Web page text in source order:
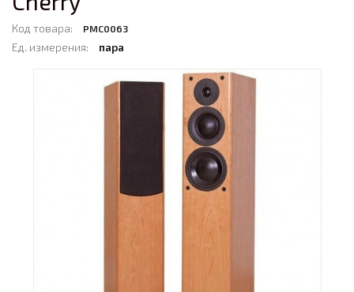
Код товара: PMC0063
Ед. измерения: пара